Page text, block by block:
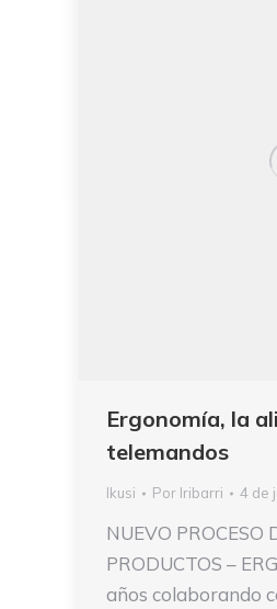
Ergonomía, la
telemandos
Ikusi Por Iribarri 4 de
NUEVO PROCESO
PRODUCTOS –
años colaborando